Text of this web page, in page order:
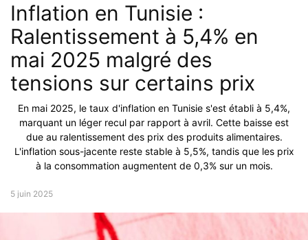
Inflation en Tunisie :
Ralentissement à 5,4% en
mai 2025 malgré des
tensions sur certains prix
En mai 2025, le taux d'inflation en Tunisie s'est établi à 5,4%,
marquant un léger recul par rapport à avril. Cette baisse est
due au ralentissement des prix des produits alimentaires.
L'inflation sous-jacente reste stable à 5,5%, tandis que les prix
à la consommation augmentent de 0,3% sur un mois.
5 juin 2025